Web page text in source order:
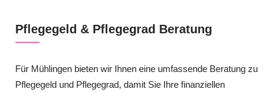
Pflegegeld & Pflegegrad Beratung
Für Mühlingen bieten wir Ihnen eine umfassende Beratung zu
Pflegegeld und Pflegegrad, damit Sie Ihre finanziellen